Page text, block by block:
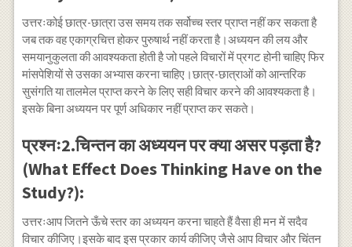
उत्तरःकोई छात्र-छात्रा उस समय तक सर्वोच्च स्तर प्राप्त नहीं कर सकता है
जब तक वह एकाग्रचित्त होकर पुरुषार्थ नहीं करता है।अध्ययन की लय और
समयानुकुलता की आवश्यकता होती है जो पहले विचारों में प्रगट होनी चाहिए फिर
मांसपेशियों से उसका अभ्यास करना चाहिए।छात्र-छात्राओं को आन्तरिक
सुसंगति या तालमेल प्राप्त करने के लिए सही विचार करने की आवश्यकता है।
इसके बिना अध्ययन पर पूर्ण अधिकार नहीं प्राप्त कर सकते।
प्रश्नः2.चिन्तन का अध्ययन पर क्या असर पड़ता है?
(What Effect Does Thinking Have on the
Study?):
उत्तरःआप जितने ऊँचे स्तर का अध्ययन करना चाहते हैं वैसा ही मन में सदैव
विचार कीजिए।इसके बाद इस प्रकार कार्य कीजिए जैसे आप विचार और चिंतन